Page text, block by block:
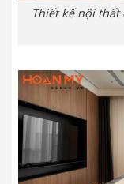
Thiết kế nội thất